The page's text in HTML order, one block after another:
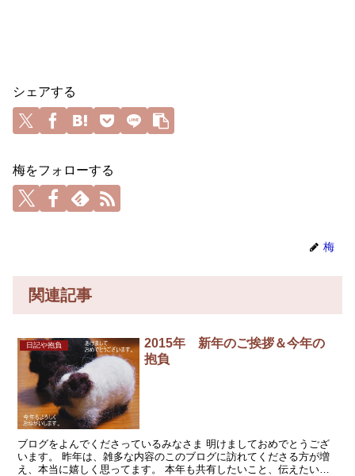
シェアする
梅をフォローする
梅
関連記事
日記や抱負
2015年 新年のご挨拶＆今年の
抱負
ブログをよんでくださっているみなさま 明けましておめでとうござ
います。 昨年は、雑多な内容のこのブログに訪れてくださる方が増
え、本当に嬉しく思ってます。 本年も共有したいこと、伝えたいこ